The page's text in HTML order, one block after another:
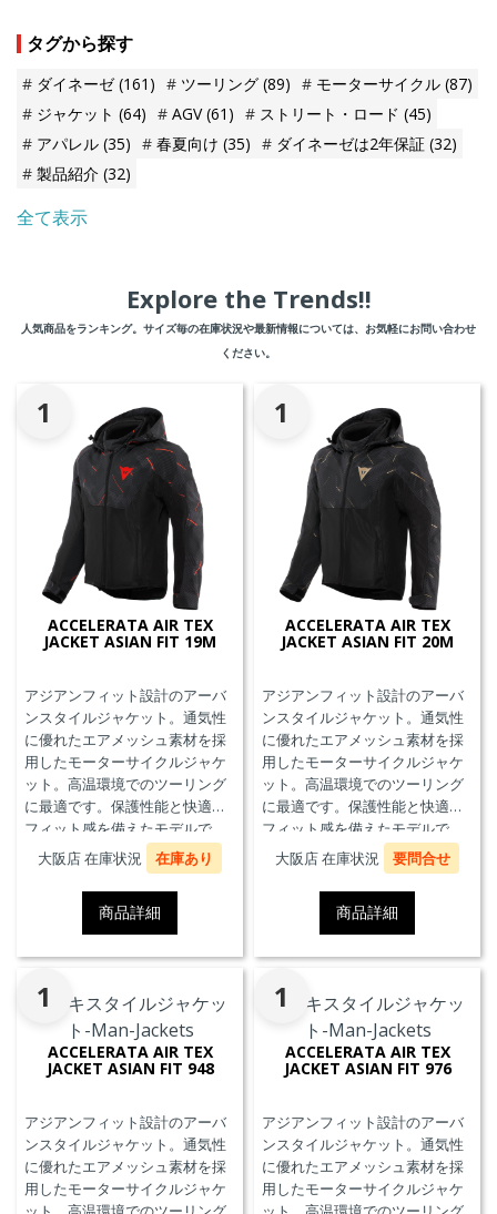
タグから探す
ダイネーゼ(161) ツーリング (89) モーターサイクル (87)
ジャケット (64) AGV(61) ストリート・ロード (45)
アパレル (35) 春夏向け (35) ダイネーゼは2年保証 (32)
製品紹介 (32)
全て表示
Explore the Trends!!
人気商品をランキング。サイズ毎の在庫状況や最新情報については、お気軽にお問い合わせ
ください。
1
ACCELERATA AIR TEX
JACKET ASIAN FIT 19M
アジアンフィット設計のアーバ
ンスタイルジャケット。通気性
に優れたエアメッシュ素材を採
用したモーターサイクルジャケ
ット。高温環境でのツーリング
に最適です。保護性能と快適な
フィット感を備えたモデルで
す。
大阪店 在庫状況 在庫あり
商品詳細
1
ACCELERATA AIR TEX
JACKET ASIAN FIT 20M
アジアンフィット設計のアーバ
ンスタイルジャケット。通気性
に優れたエアメッシュ素材を採
用したモーターサイクルジャケ
ット。高温環境でのツーリング
に最適です。保護性能と快適な
フィット感を備えたモデルで
す。
大阪店 在庫状況 要問合せ
商品詳細
1
ACCELERATA AIR TEX
JACKET ASIAN FIT 948
アジアンフィット設計のアーバ
ンスタイルジャケット。通気性
に優れたエアメッシュ素材を採
用したモーターサイクルジャケ
1
ACCELERATA AIR TEX
JACKET ASIAN FIT 976
アジアンフィット設計のアーバ
ンスタイルジャケット。通気性
に優れたエアメッシュ素材を採
用したモーターサイクルジャケ